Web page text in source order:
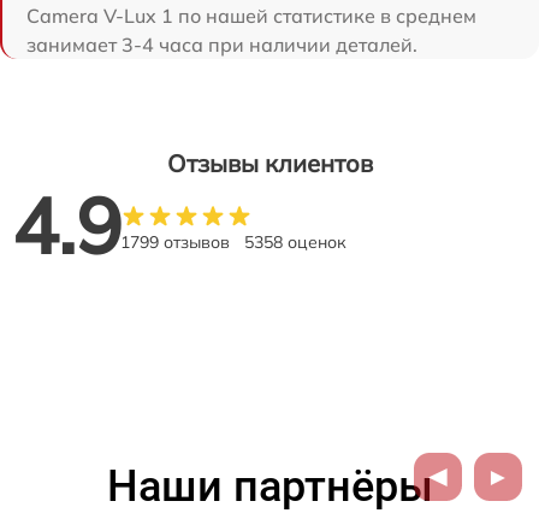
Camera V-Lux 1 по нашей статистике в среднем
занимает 3-4 часа при наличии деталей.
Отзывы клиентов
4.91799 отзывов 5358 оценок
Наши партнёры